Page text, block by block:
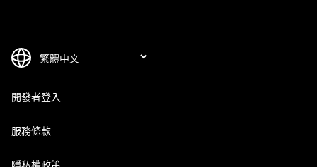
開發者登入
服務條款